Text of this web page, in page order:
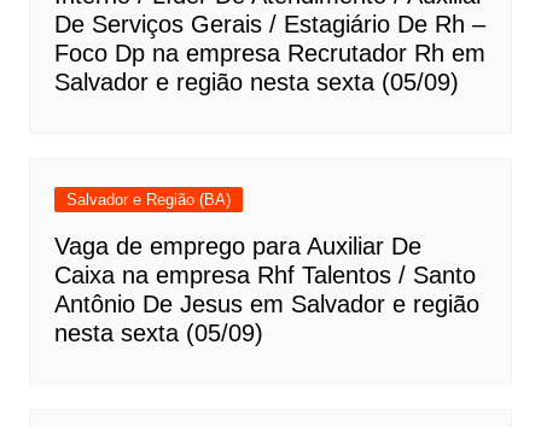
De Serviços Gerais / Estagiário De Rh –
Foco Dp na empresa Recrutador Rh em
Salvador e região nesta sexta (05/09)
Salvador e Região (BA)
Vaga de emprego para Auxiliar De
Caixa na empresa Rhf Talentos / Santo
Antônio De Jesus em Salvador e região
nesta sexta (05/09)